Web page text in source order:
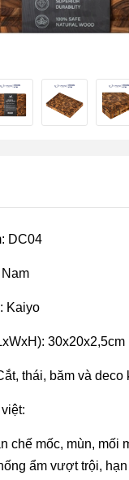
DC04
Nam
Kaiyo
30x20x2,5cm
thái, băm và deco
chế mốc, mùn,
ẩm vượt trội,